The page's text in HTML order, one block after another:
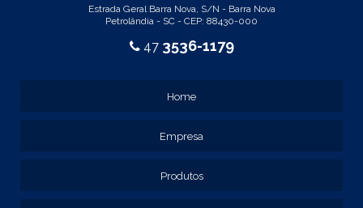
REF: 105015Estrada Geral Barra Nova, S/N - Barra Nova
Petrolândia - SC - CEP: 88430-000
47 3536-1179
Home
Empresa
Produtos